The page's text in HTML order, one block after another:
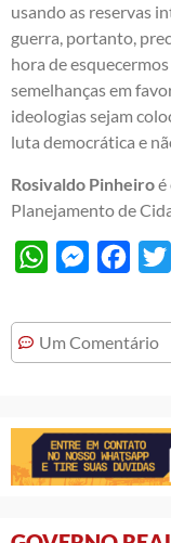
usando as reservas
guerra, portanto,
hora de
semelhanças em
ideologias sejam
luta democrática e
Rosivaldo Pinheiroé
Planejamento de
WhatsAppMessenger
Um Comentário